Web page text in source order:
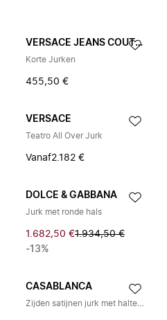
VERSACE JEANS COUTURE
Korte Jurken
455,50 €
VERSACE
Teatro All Over Jurk
Vanaf2.182 €
DOLCE & GABBANA
Jurk met ronde hals
1.682,50 €1.934,50 €
-13%
CASABLANCA
Zijden satijnen jurk met halternek